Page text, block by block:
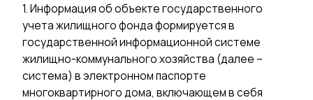
1. Информация об объекте государственного
учета жилищного фонда формируется в
государственной информационной системе
жилищно-коммунального хозяйства (далее –
система) в электронном паспорте
многоквартирного дома, включающем в себя